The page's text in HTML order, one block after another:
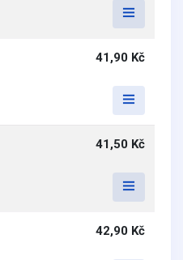
41,90 Kč
41,50 Kč
42,90 Kč